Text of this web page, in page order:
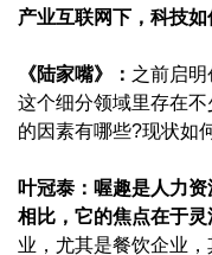
产业互联网下，科技
《陆家嘴》： 之前启明
这个细分领域里存在
的因素有哪些?现状如
叶冠泰： 喔趣是人力
相比，它的焦点在于灵
业，尤其是餐饮企业